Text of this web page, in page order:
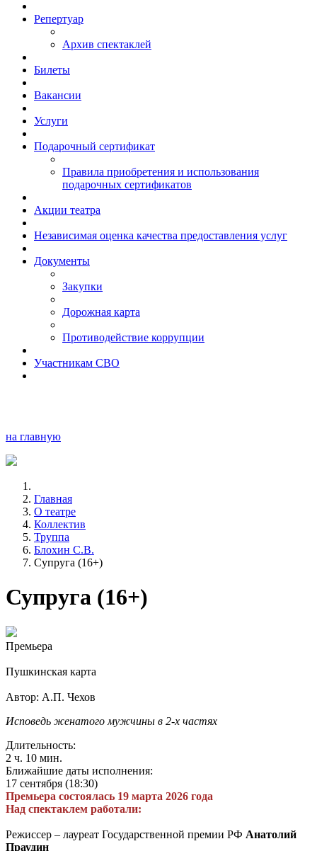
Репертуар
Архив спектаклей
Билеты
Вакансии
Услуги
Подарочный сертификат
Правила приобретения и использования
подарочных сертификатов
Акции театра
Независимая оценка качества предоставления услуг
Документы
Закупки
Дорожная карта
Противодействие коррупции
Участникам СВО
на главную
Главная
О театре
Коллектив
Труппа
Блохин С.В.
Супруга (16+)
Супруга (16+)
Премьера
Пушкинская карта
Автор: А.П. Чехов
Исповедь женатого мужчины в 2-х частях
Длительность:
2 ч. 10 мин.
Ближайшие даты исполнения:
17 сентября (18:30)
Премьера состоялась 19 марта 2026 года
Над спектаклем работали:
Режиссер – лауреат Государственной премии РФ Анатолий
Праудин